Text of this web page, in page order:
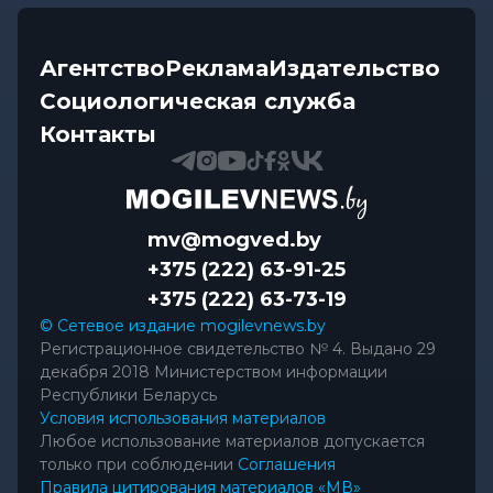
АгентствоРекламаИздательство
Социологическая служба
Контакты
mv@mogved.by
+375 (222) 63-91-25
+375 (222) 63-73-19
© Сетевое издание mogilevnews.by
Регистрационное свидетельство № 4. Выдано 29
декабря 2018 Министерством информации
Республики Беларусь
Условия использования материалов
Любое использование материалов допускается
только при соблюдении Соглашения
Правила цитирования материалов «МВ»